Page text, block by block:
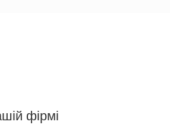
фірмі